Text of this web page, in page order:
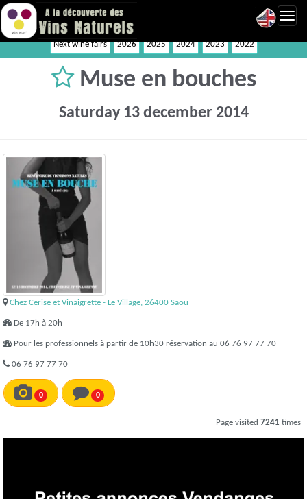
Next wine fairs 2026 2025 2024 2023 2022
Muse en bouches
Saturday 13 december 2014
Chez Cerise et Vinaigrette - Le Village, 26400 Saou
De 17h à 20h
Pour les professionnels à partir de 10h30 réservation au 06 76 97 77 70
06 76 97 77 70
0 0
Page visited 7241 times